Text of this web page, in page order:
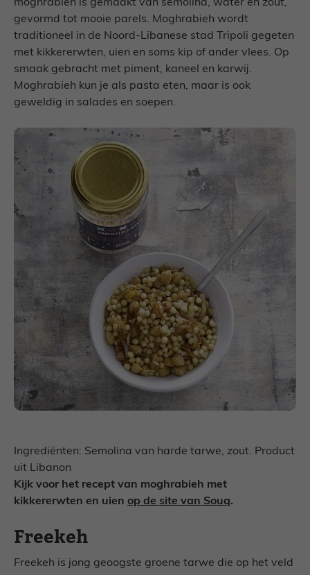
moghrabieh is gemaakt van semolina, water en zout,
gevormd tot mooie parels. Moghrabieh wordt
traditioneel in de Noord-Libanese stad Tripoli gegeten
met kikkererwten, uien en soms kip of ander vlees. Op
smaak gebracht met piment, kaneel en karwij.
Moghrabieh kun je als pasta eten, maar is ook
geweldig in salades en soepen.
Ingrediënten: Semolina van harde tarwe, zout. Product
uit Libanon
Kijk voor het recept van moghrabieh met
kikkererwten en uien op de site van Souq.
Freekeh
Freekeh is jong geoogste groene tarwe die op het veld